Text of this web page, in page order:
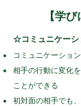
【​学
☆コミュニケーシ
コミュニケーショ
相手の行動に変化
ことができる
初対面の相手でも